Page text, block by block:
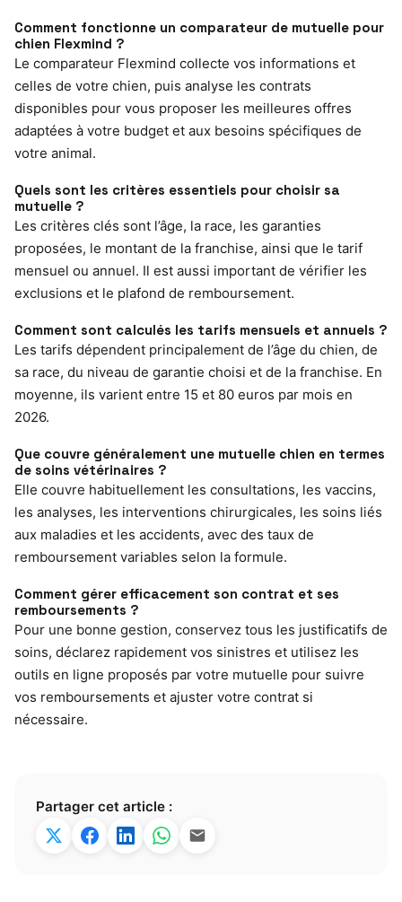
Comment fonctionne un comparateur de mutuelle pour
chien Flexmind ?
Le comparateur Flexmind collecte vos informations et
celles de votre chien, puis analyse les contrats
disponibles pour vous proposer les meilleures offres
adaptées à votre budget et aux besoins spécifiques de
votre animal.
Quels sont les critères essentiels pour choisir sa
mutuelle ?
Les critères clés sont l’âge, la race, les garanties
proposées, le montant de la franchise, ainsi que le tarif
mensuel ou annuel. Il est aussi important de vérifier les
exclusions et le plafond de remboursement.
Comment sont calculés les tarifs mensuels et annuels ?
Les tarifs dépendent principalement de l’âge du chien, de
sa race, du niveau de garantie choisi et de la franchise. En
moyenne, ils varient entre 15 et 80 euros par mois en
2026.
Que couvre généralement une mutuelle chien en termes
de soins vétérinaires ?
Elle couvre habituellement les consultations, les vaccins,
les analyses, les interventions chirurgicales, les soins liés
aux maladies et les accidents, avec des taux de
remboursement variables selon la formule.
Comment gérer efficacement son contrat et ses
remboursements ?
Pour une bonne gestion, conservez tous les justificatifs de
soins, déclarez rapidement vos sinistres et utilisez les
outils en ligne proposés par votre mutuelle pour suivre
vos remboursements et ajuster votre contrat si
nécessaire.
Partager cet article :